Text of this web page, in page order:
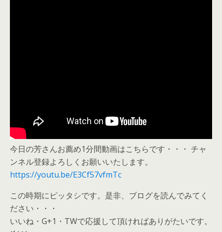
今日の芳さんお薦め1分間動画はこちらです・・・ チャ
ンネル登録よろしくお願いいたします。
https://youtu.be/E3Cf57vfmTc
この時期にピッタシです。是非、ブログを読んでみてく
ださい・・・
いいね・G+1・TWで応援して頂ければありがたいです。